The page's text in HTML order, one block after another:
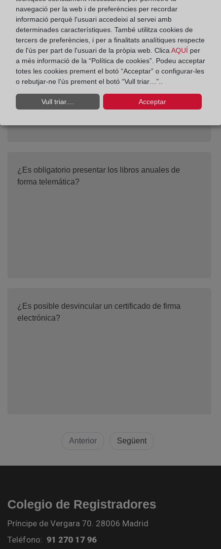
¿Es necesario legitimar notarialmente la firma del
Certificado de Aprobación de Cuentas?
¿Es obligatorio presentar los libros anuales de
forma telemática?
¿Es posible desvincular un certificado de firma
electrónica?
Anterior Següent
Colegio de Registradores
Príncipe de Vergara 70. 28006 Madrid
Teléfono: 91 270 17 96
navegació per la web i de preferències per recordar
informació perquè l'usuari accedeixi al servei amb
determinades característiques. També utilitza cookies de
tercers de preferències, i per a finalitats analítiques respecte
de l'ús per part de l'usuari de la pròpia web. ClicaAQUÍ per
a més informació de la “Política de cookies”. Podeu acceptar
totes les cookies prement el botó “Acceptar” o configurar-les
o rebutjar-ne l'ús prement el botó “Vull triar…”..
Vull triar.... Acceptar